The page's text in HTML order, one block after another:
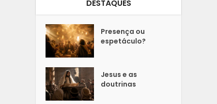
DESTAQUES
Presença ou
espetáculo?
Jesus e as
doutrinas